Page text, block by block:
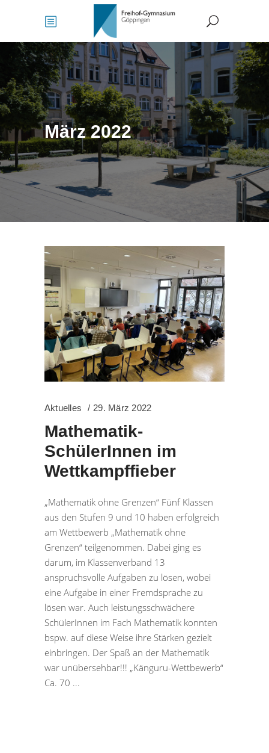
März 2022
Aktuelles 29. März 2022
Mathematik-
SchülerInnen im
Wettkampffieber
„Mathematik ohne Grenzen“ Fünf Klassen
aus den Stufen 9 und 10 haben erfolgreich
am Wettbewerb „Mathematik ohne
Grenzen“ teilgenommen. Dabei ging es
darum, im Klassenverband 13
anspruchsvolle Aufgaben zu lösen, wobei
eine Aufgabe in einer Fremdsprache zu
lösen war. Auch leistungsschwächere
SchülerInnen im Fach Mathematik konnten
bspw. auf diese Weise ihre Stärken gezielt
einbringen. Der Spaß an der Mathematik
war unübersehbar!!! „Känguru-Wettbewerb“
Ca. 70